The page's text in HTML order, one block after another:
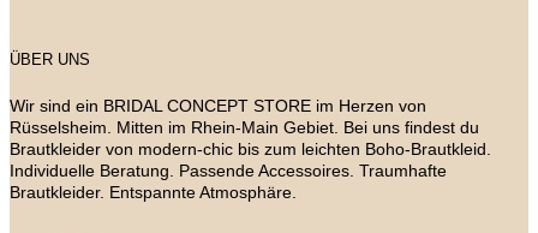
ÜBER UNS
Wir sind ein BRIDAL CONCEPT STORE im Herzen von
Rüsselsheim. Mitten im Rhein-Main Gebiet. Bei uns findest du
Brautkleider von modern-chic bis zum leichten Boho-Brautkleid.
Individuelle Beratung. Passende Accessoires. Traumhafte
Brautkleider. Entspannte Atmosphäre.